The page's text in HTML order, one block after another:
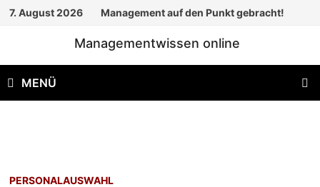
Zum
7. August 2026 Management auf den Punkt gebracht!
Managementwissen online
MENÜ
PERSONALAUSWAHL